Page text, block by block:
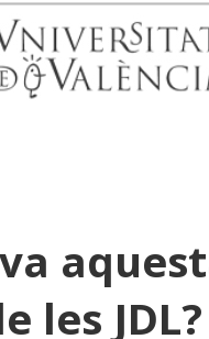
les JDL?